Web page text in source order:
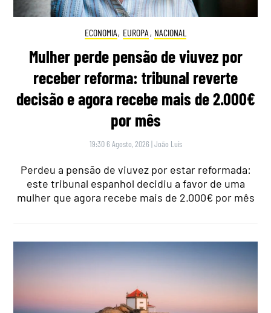
ECONOMIA, EUROPA , NACIONAL
Mulher perde pensão de viuvez por
receber reforma: tribunal reverte
decisão e agora recebe mais de 2.000€
por mês
19:30 6 Agosto, 2026 |João Luís
Perdeu a pensão de viuvez por estar reformada:
este tribunal espanhol decidiu a favor de uma
mulher que agora recebe mais de 2.000€ por mês